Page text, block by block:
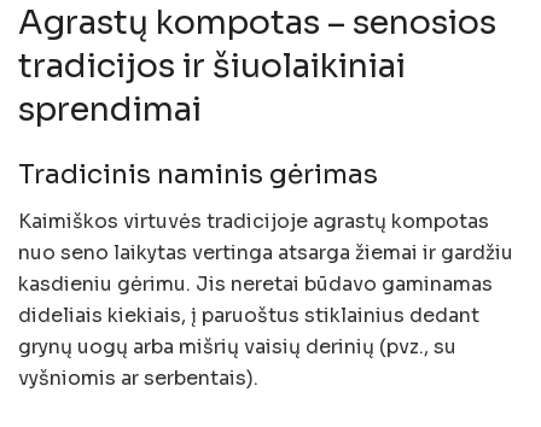
Agrastų kompotas – senosios
tradicijos ir šiuolaikiniai
sprendimai
Tradicinis naminis gėrimas
Kaimiškos virtuvės tradicijoje agrastų kompotas
nuo seno laikytas vertinga atsarga žiemai ir gardžiu
kasdieniu gėrimu. Jis neretai būdavo gaminamas
dideliais kiekiais, į paruoštus stiklainius dedant
grynų uogų arba mišrių vaisių derinių (pvz., su
vyšniomis ar serbentais).